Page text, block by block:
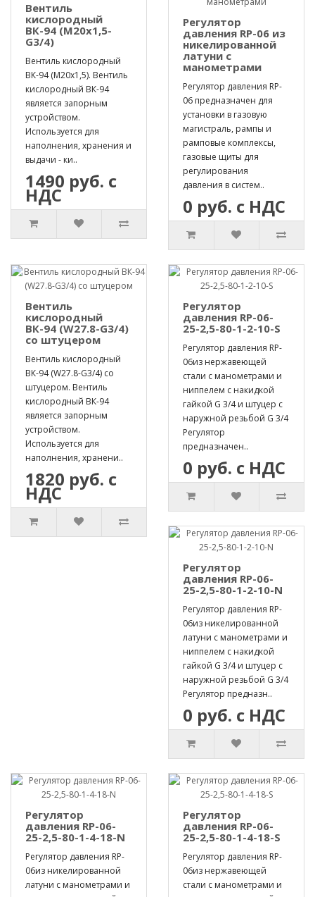
Вентиль
кислородный
ВК-94 (М20х1,5-
G3/4)
Вентиль кислородный
ВК-94 (М20х1,5). Вентиль
кислородный ВК-94
является запорным
устройством.
Используется для
наполнения, хранения и
выдачи - ки..
1490 руб. с
НДС
Регулятор
давления RP-06 из
никелированной
латуни с
манометрами
Регулятор давления RP-
06 предназначен для
установки в газовую
магистраль, рампы и
рамповые комплексы,
газовые щиты для
регулирования
давления в систем..
0 руб. с НДС
Вентиль
кислородный
ВК-94 (W27.8-G3/4)
со штуцером
Вентиль кислородный
ВК-94 (W27.8-G3/4) со
штуцером. Вентиль
кислородный ВК-94
является запорным
устройством.
Используется для
наполнения, хранени..
1820 руб. с
НДС
Регулятор
давления RP-06-
25-2,5-80-1-2-10-S
Регулятор давления RP-
06из нержавеющей
стали с манометрами и
ниппелем с накидкой
гайкой G 3/4 и штуцер с
наружной резьбой G 3/4
Регулятор
предназначен..
0 руб. с НДС
Регулятор
давления RP-06-
25-2,5-80-1-2-10-N
Регулятор давления RP-
06из никелированной
латуни с манометрами и
ниппелем с накидкой
гайкой G 3/4 и штуцер с
наружной резьбой G 3/4
Регулятор предназн..
0 руб. с НДС
Регулятор
давления RP-06-
25-2,5-80-1-4-18-N
Регулятор давления RP-
06из никелированной
латуни с манометрами и
Регулятор
давления RP-06-
25-2,5-80-1-4-18-S
Регулятор давления RP-
06из нержавеющей
стали с манометрами и